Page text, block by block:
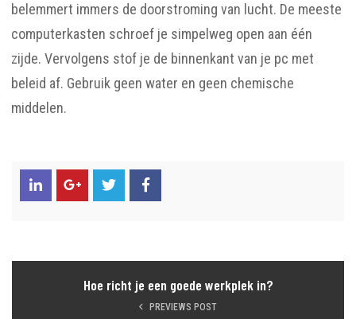
belemmert immers de doorstroming van lucht. De meeste
computerkasten schroef je simpelweg open aan één
zijde. Vervolgens stof je de binnenkant van je pc met
beleid af. Gebruik geen water en geen chemische
middelen.
Hoe richt je een goede werkplek in?
PREVIEWS POST